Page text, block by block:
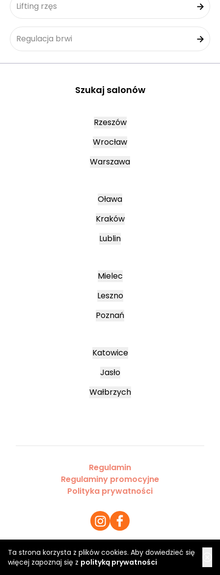
Ta strona korzysta z plików cookies. Aby dowiedzieć się
więcej zapoznaj się z polityką prywatności
Lifting rzęs
Regulacja brwi
Szukaj salonów
Rzeszów
Wrocław
Warszawa
Oława
Kraków
Lublin
Mielec
Leszno
Poznań
Katowice
Jasło
Wałbrzych
Regulamin
Regulaminy promocyjne
Polityka prywatności
Copyright 2026 Saloner Sp. z o.o.